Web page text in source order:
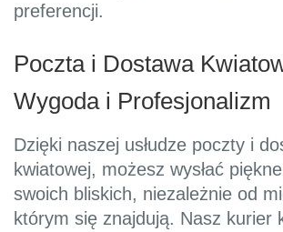
preferencji.
Poczta i Dostawa
Wygoda i Profesjonalizm
Dzięki naszej usłudze poczty i
kwiatowej, możesz wysłać
swoich bliskich, niezależnie od
którym się znajdują. Nasz kurier